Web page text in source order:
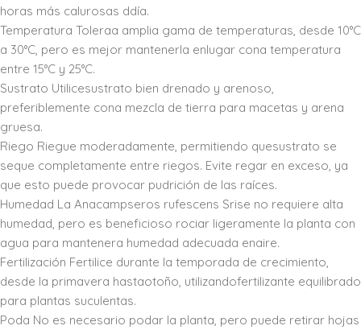
horas más calurosas ddía.
Temperatura Toleraa amplia gama de temperaturas, desde 10°C
a 30°C, pero es mejor mantenerla enlugar cona temperatura
entre 15°C y 25°C.
Sustrato Utilicesustrato bien drenado y arenoso,
preferiblemente cona mezcla de tierra para macetas y arena
gruesa.
Riego Riegue moderadamente, permitiendo quesustrato se
seque completamente entre riegos. Evite regar en exceso, ya
que esto puede provocar pudrición de las raíces.
Humedad La Anacampseros rufescens Srise no requiere alta
humedad, pero es beneficioso rociar ligeramente la planta con
agua para mantenera humedad adecuada enaire.
Fertilización Fertilice durante la temporada de crecimiento,
desde la primavera hastaotoño, utilizandofertilizante equilibrado
para plantas suculentas.
Poda No es necesario podar la planta, pero puede retirar hojas